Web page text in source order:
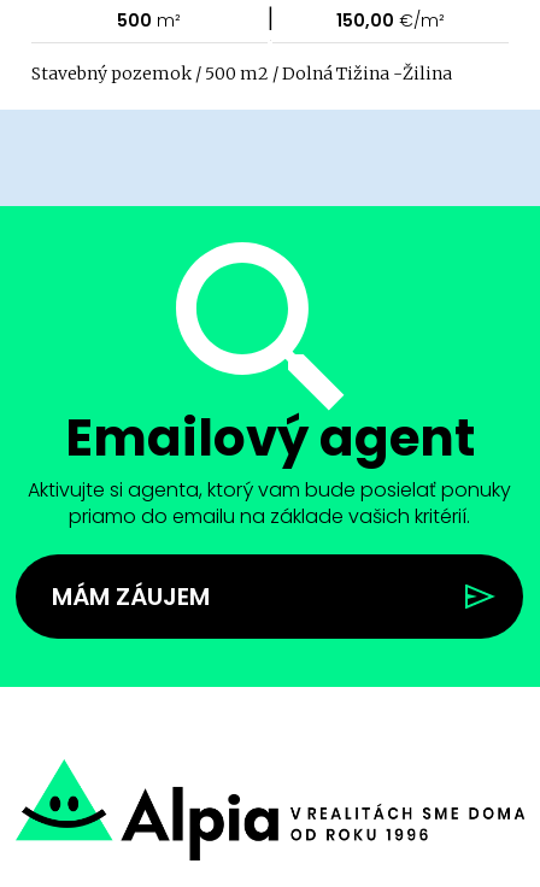
500 m² | 150,00 €/m²
Stavebný pozemok / 500 m2 / Dolná Tižina -Žilina
Emailový agent
Aktivujte si agenta, ktorý vam bude posielať ponuky
priamo do emailu na základe vašich kritérií.
MÁM ZÁUJEM